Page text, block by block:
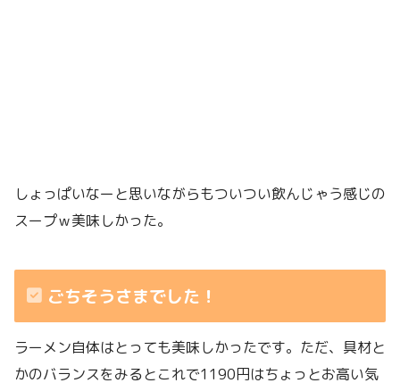
しょっぱいなーと思いながらもついつい飲んじゃう感じの
スープｗ美味しかった。
ごちそうさまでした！
ラーメン自体はとっても美味しかったです。ただ、具材と
かのバランスをみるとこれで1190円はちょっとお高い気